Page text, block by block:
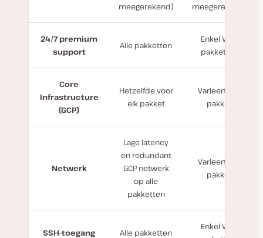
meegerekend)
meegerekend)
24/7 premium
support
Alle pakketten
Enkel VPS-
pakketten
Core
Infrastructure
(GCP)
Hetzelfde voor
elk pakket
Varieert per
pakket
Netwerk
Lage latency
en redundant
GCP netwerk
op alle
pakketten
Varieert per
pakket
SSH-toegang Alle pakketten
Enkel VPS-